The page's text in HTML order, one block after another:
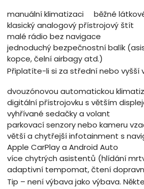
manuální klimatizaci
běžné
klasický analogový přístrojový štít
malé rádio bez navigace
jednoduchý bezpečnostní balík
kopce, čelní airbagy atd.)
Připlatíte-li si za střední nebo vyšší
dvouzónovou automatickou
digitální přístrojovku s větším
vyhřívané sedačky a volant
parkovací senzory nebo kameru
větší a chytřejší infotainment s
Apple CarPlay a Android Auto
více chytrých asistentů (hlídání
adaptivní tempomat, čtení
Tip – není výbava jako výbava.